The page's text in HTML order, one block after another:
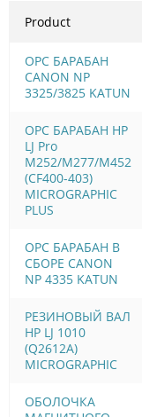
Product
OPC БАРАБАН
CANON NP
3325/3825 KATUN
OPC БАРАБАН HP
LJ Pro
M252/M277/M452
(CF400-403)
MICROGRAPHIC
PLUS
OPC БАРАБАН В
СБОРЕ CANON
NP 4335 KATUN
РЕЗИНОВЫЙ ВАЛ
HP LJ 1010
(Q2612A)
MICROGRAPHIC
ОБОЛОЧКА